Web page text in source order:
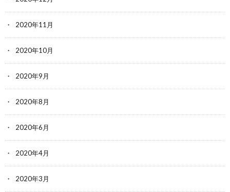
2020年11月
2020年10月
2020年9月
2020年8月
2020年6月
2020年4月
2020年3月